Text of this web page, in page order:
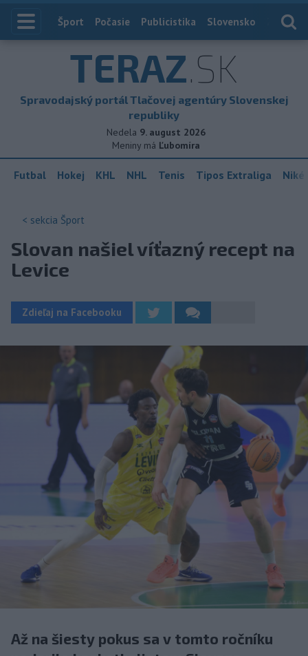
Index
Šport Počasie Publicistika Slovensko
TERAZ.SK
Spravodajský portál Tlačovej agentúry Slovenskej
republiky
Nedela 9. august 2026
Meniny má Ľubomíra
Futbal Hokej KHL NHL Tenis Tipos Extraliga
< sekcia Šport
Slovan našiel víťazný recept na
Levice
Zdieľaj na Facebooku
Až na šiesty pokus sa v tomto ročníku